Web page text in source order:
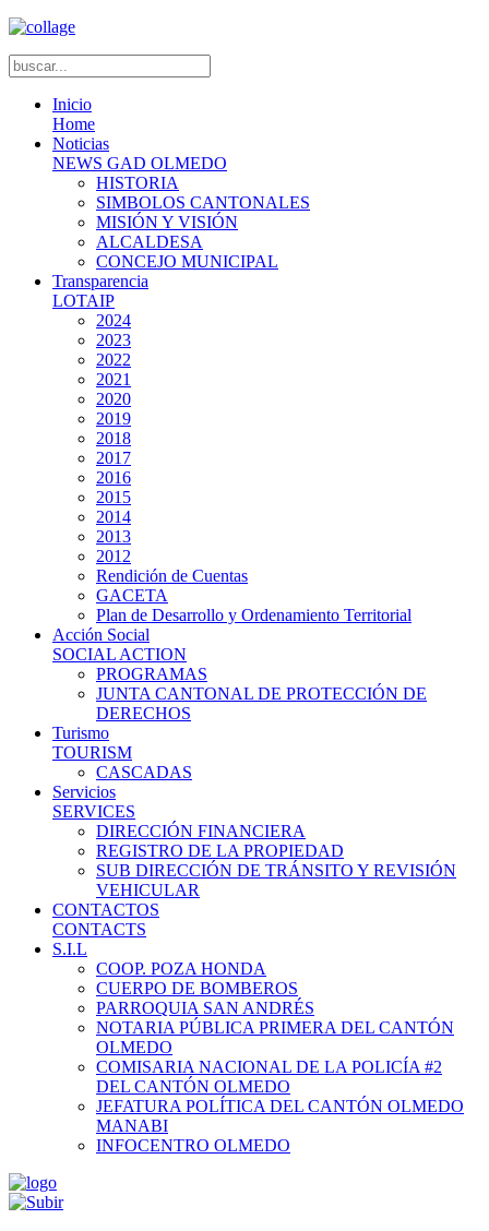
Inicio
Home
Noticias
NEWS GAD OLMEDO
HISTORIA
SIMBOLOS CANTONALES
MISIÓN Y VISIÓN
ALCALDESA
CONCEJO MUNICIPAL
Transparencia
LOTAIP
2024
2023
2022
2021
2020
2019
2018
2017
2016
2015
2014
2013
2012
Rendición de Cuentas
GACETA
Plan de Desarrollo y Ordenamiento Territorial
Acción Social
SOCIAL ACTION
PROGRAMAS
JUNTA CANTONAL DE PROTECCIÓN DE
DERECHOS
Turismo
TOURISM
CASCADAS
Servicios
SERVICES
DIRECCIÓN FINANCIERA
REGISTRO DE LA PROPIEDAD
SUB DIRECCIÓN DE TRÁNSITO Y REVISIÓN
VEHICULAR
CONTACTOS
CONTACTS
S.I.L
COOP. POZA HONDA
CUERPO DE BOMBEROS
PARROQUIA SAN ANDRÉS
NOTARIA PÚBLICA PRIMERA DEL CANTÓN
OLMEDO
COMISARIA NACIONAL DE LA POLICÍA #2
DEL CANTÓN OLMEDO
JEFATURA POLÍTICA DEL CANTÓN OLMEDO
MANABI
INFOCENTRO OLMEDO